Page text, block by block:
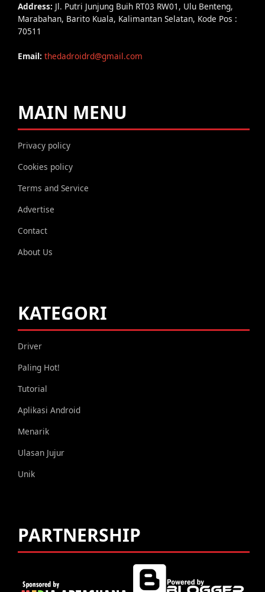
Address: Jl. Putri Junjung Buih RT03 RW01, Ulu Benteng,
Marabahan, Barito Kuala, Kalimantan Selatan, Kode Pos :
70511
Email: thedadroidrd@gmail.com
MAIN MENU
Privacy policy
Cookies policy
Terms and Service
Advertise
Contact
About Us
KATEGORI
Driver
Paling Hot!
Tutorial
Aplikasi Android
Menarik
Ulasan Jujur
Unik
PARTNERSHIP